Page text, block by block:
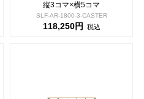
縦3コマ×横5コマ
SLF-AR-1800-3-CASTER
118,250円 税込